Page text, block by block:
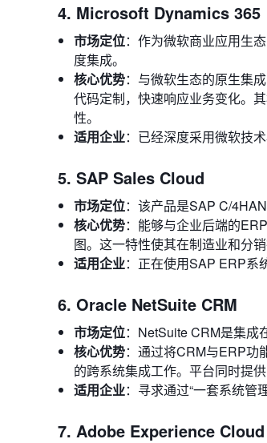
4. Microsoft Dynamics 365
市场定位：作为微软商业应用生
度集成。
核心优势：与微软生态的原生集
代码定制，快速响应业务变化。
性。
适用企业：已经深度采用微软技
5. SAP Sales Cloud
市场定位：该产品是SAP C/
核心优势：能够与企业后端的
图。这一特性使其在制造业和分
适用企业：正在使用SAP ERP系
6. Oracle NetSuite CRM
市场定位：NetSuite CRM是集成
核心优势：通过将CRM与ERP功
的跨系统集成工作。平台同时提
适用企业：寻求通过“一套系统管
7. Adobe Experience Cloud